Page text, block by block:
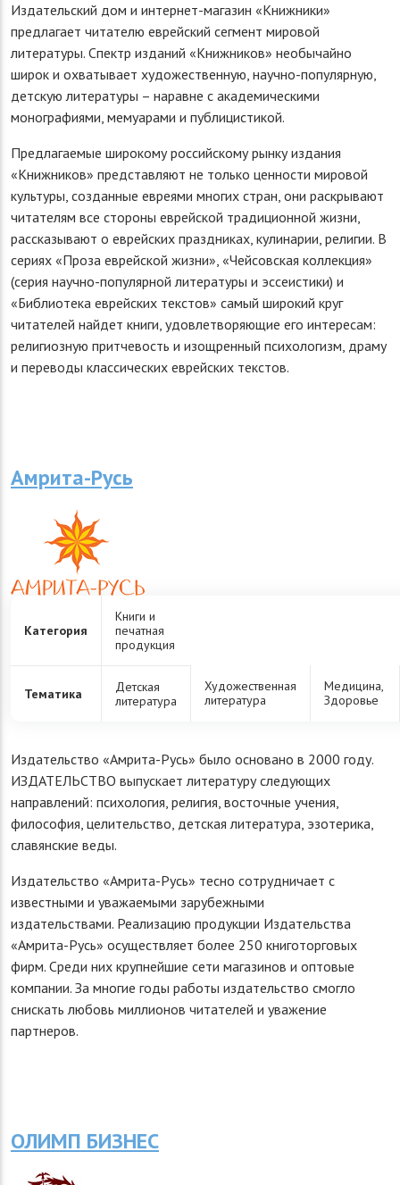
Издательский дом и интернет-магазин «Книжники»
предлагает читателю еврейский сегмент мировой
литературы. Спектр изданий «Книжников» необычайно
широк и охватывает художественную, научно-популярную,
детскую литературы – наравне с академическими
монографиями, мемуарами и публицистикой.
Предлагаемые широкому российскому рынку издания
«Книжников» представляют не только ценности мировой
культуры, созданные евреями многих стран, они раскрывают
читателям все стороны еврейской традиционной жизни,
рассказывают о еврейских праздниках, кулинарии, религии. В
сериях «Проза еврейской жизни», «Чейсовская коллекция»
(серия научно-популярной литературы и эссеистики) и
«Библиотека еврейских текстов» самый широкий круг
читателей найдет книги, удовлетворяющие его интересам:
религиозную притчевость и изощренный психологизм, драму
и переводы классических еврейских текстов.
Амрита-Русь
Категория
Книги и
печатная
продукция
Тематика
Детская
литература
Художественная
литература
Медицина,
Здоровье
Издательство «Амрита-Русь» было основано в 2000 году.
ИЗДАТЕЛЬСТВО выпускает литературу следующих
направлений: психология, религия, восточные учения,
философия, целительство, детская литература, эзотерика,
славянские веды.
Издательство «Амрита-Русь» тесно сотрудничает с
известными и уважаемыми зарубежными
издательствами. Реализацию продукции Издательства
«Амрита-Русь» осуществляет более 250 книготорговых
фирм. Среди них крупнейшие сети магазинов и оптовые
компании. За многие годы работы издательство смогло
снискать любовь миллионов читателей и уважение
партнеров.
ОЛИМП БИЗНЕС